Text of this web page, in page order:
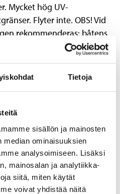
Tietoja
sisällön ja mainosten
median ominaisuuksien
analysoimiseen. Lisäksi
mainosalan ja analytiikka-
siitä, miten käytät
voivat yhdistää näitä
Mycket hög UV-
Flyter inte. OBS! Vid
rekommenderas: båtens
10 m
600 kg
Vit